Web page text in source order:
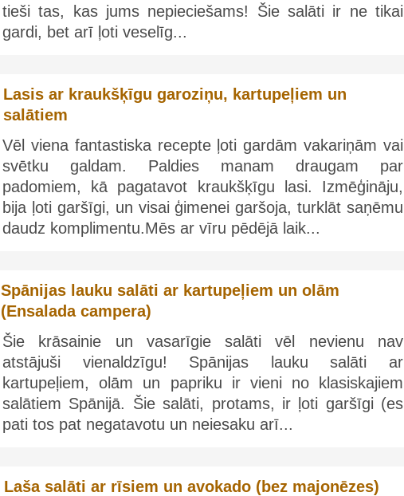
tieši tas, kas jums nepieciešams! Šie salāti ir ne tikai
gardi, bet arī ļoti veselīg...
Lasis ar kraukšķīgu garoziņu, kartupeļiem un
salātiem
Vēl viena fantastiska recepte ļoti gardām vakariņām vai
svētku galdam. Paldies manam draugam par
padomiem, kā pagatavot kraukšķīgu lasi. Izmēģināju,
bija ļoti garšīgi, un visai ģimenei garšoja, turklāt saņēmu
daudz komplimentu.Mēs ar vīru pēdējā laik...
Spānijas lauku salāti ar kartupeļiem un olām
(Ensalada campera)
Šie krāsainie un vasarīgie salāti vēl nevienu nav
atstājuši vienaldzīgu! Spānijas lauku salāti ar
kartupeļiem, olām un papriku ir vieni no klasiskajiem
salātiem Spānijā. Šie salāti, protams, ir ļoti garšīgi (es
pati tos pat negatavotu un neiesaku arī...
Laša salāti ar rīsiem un avokado (bez majonēzes)